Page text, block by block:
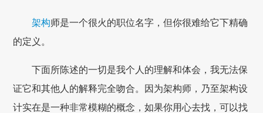
架构师是一个很火的职位名字，但你很难给它下精确
的定义。
下面所陈述的一切是我个人的理解和体会，我无法保
证它和其他人的解释完全吻合。因为架构师，乃至架构设
计实在是一种非常模糊的概念，如果你用心去找，可以找